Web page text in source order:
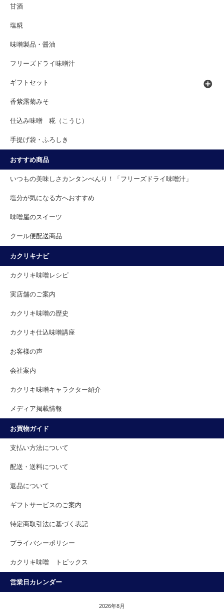
甘酒
塩糀
味噌製品・醤油
フリーズドライ味噌汁
ギフトセット
香紫露菊みそ
仕込み味噌 糀（こうじ）
手提げ袋・ふろしき
おすすめ商品
いつもの美味しさカンタンべんり！「フリーズドライ味噌汁」
塩分が気になる方へおすすめ
味噌屋のスイーツ
クール便配送商品
カクリキナビ
カクリキ味噌レシピ
実店舗のご案内
カクリキ味噌の歴史
カクリキ仕込味噌講座
お客様の声
会社案内
カクリキ味噌キャラクター紹介
メディア掲載情報
お買物ガイド
支払い方法について
配送・送料について
返品について
ギフトサービスのご案内
特定商取引法に基づく表記
プライバシーポリシー
カクリキ味噌 トピックス
営業日カレンダー
2026年8月